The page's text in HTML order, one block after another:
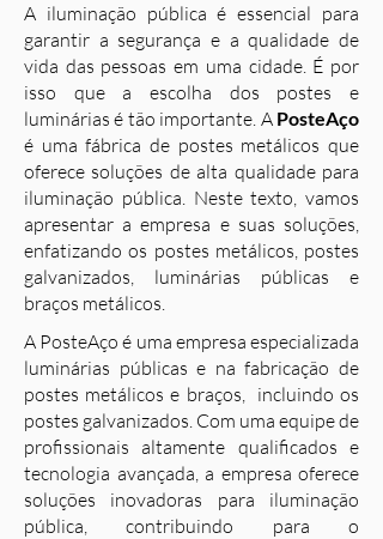
A iluminação pública é essencial para
garantir a segurança e a qualidade de
vida das pessoas em uma cidade. É por
isso que a escolha dos postes e
luminárias é tão importante. A PosteAço
é uma fábrica de postes metálicos que
oferece soluções de alta qualidade para
iluminação pública. Neste texto, vamos
apresentar a empresa e suas soluções,
enfatizando os postes metálicos, postes
galvanizados, luminárias públicas e
braços metálicos.
A PosteAço é uma empresa especializada
luminárias públicas e na fabricação de
postes metálicos e braços, incluindo os
postes galvanizados. Com uma equipe de
profissionais altamente qualificados e
tecnologia avançada, a empresa oferece
soluções inovadoras para iluminação
pública, contribuindo para o